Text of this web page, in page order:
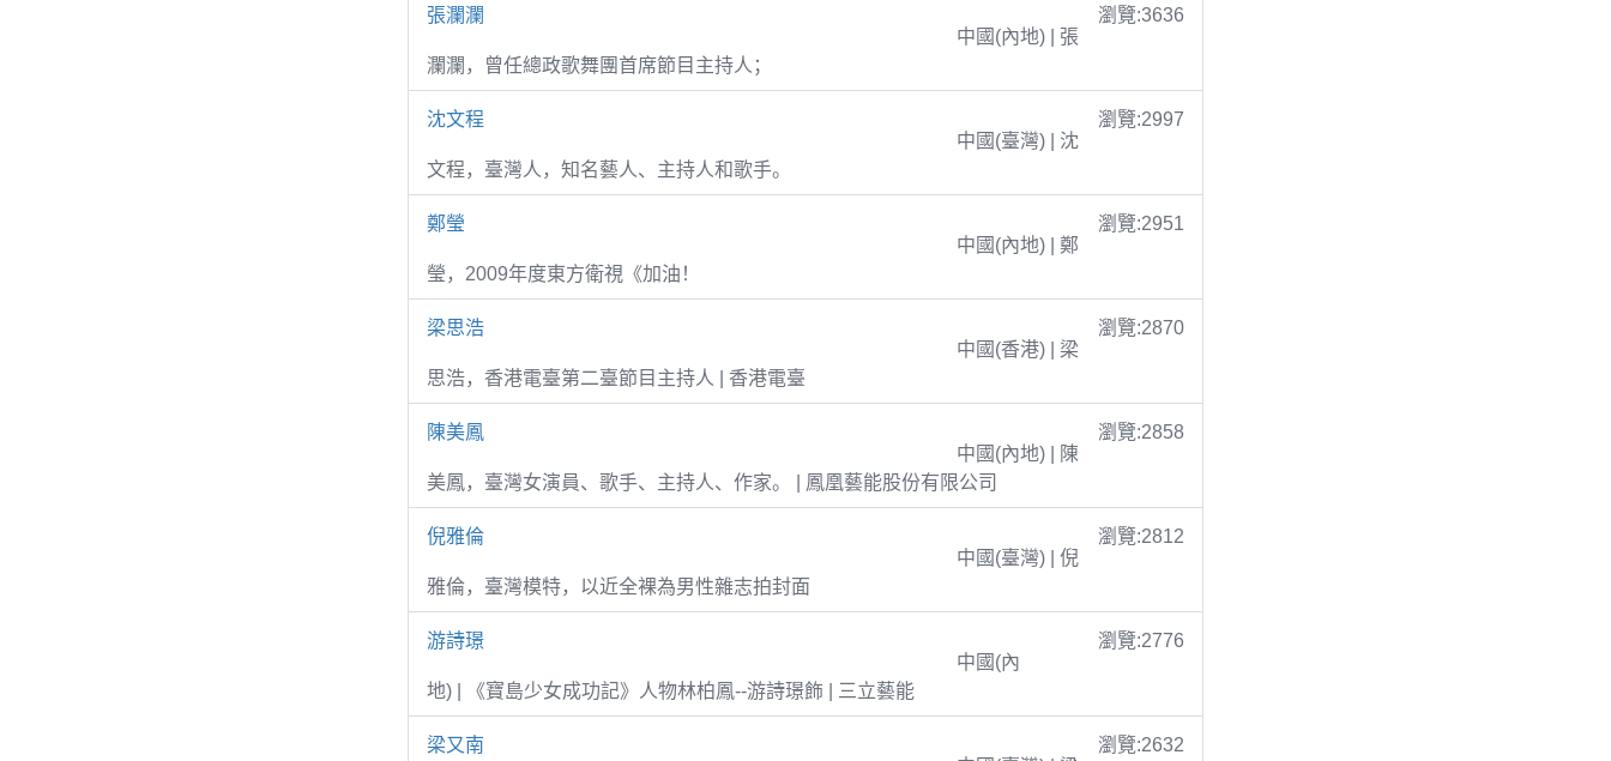
張瀾瀾
瀏覽:3636
中國(內地) | 張
瀾瀾，曾任總政歌舞團首席節目主持人；
沈文程
瀏覽:2997
中國(臺灣) | 沈
文程，臺灣人，知名藝人、主持人和歌手。
鄭瑩
瀏覽:2951
中國(內地) | 鄭
瑩，2009年度東方衛視《加油！
梁思浩
瀏覽:2870
中國(香港) | 梁
思浩，香港電臺第二臺節目主持人 | 香港電臺
陳美鳳
瀏覽:2858
中國(內地) | 陳
美鳳，臺灣女演員、歌手、主持人、作家。 | 鳳凰藝能股份有限公司
倪雅倫
瀏覽:2812
中國(臺灣) | 倪
雅倫，臺灣模特，以近全裸為男性雜志拍封面
游詩璟
瀏覽:2776
中國(內
地) | 《寶島少女成功記》人物林柏鳳--游詩璟飾 | 三立藝能
梁又南
瀏覽:2632